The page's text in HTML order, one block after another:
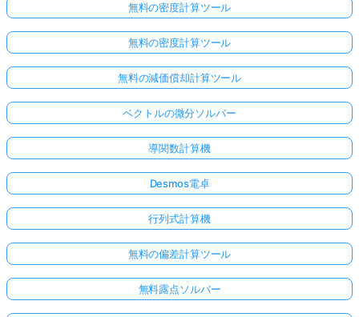
無料の密度計算ツール
無料の密度計算ツール
無料の減価償却計算ツール
ベクトルの微分ソルバー
導関数計算機
Desmos電卓
行列式計算機
無料の偏差計算ツール
無料露点ソルバー